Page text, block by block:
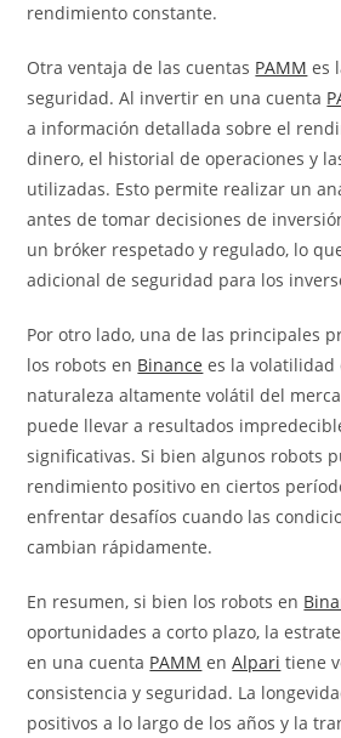
rendimiento constante.
Otra ventaja de las cuentas PAMM es
seguridad. Al invertir en una cuenta
a información detallada sobre el
dinero, el historial de operaciones y
utilizadas. Esto permite realizar un
antes de tomar decisiones de
un bróker respetado y regulado, lo
adicional de seguridad para los
Por otro lado, una de las principales
los robots en Binance es la volatilidad
naturaleza altamente volátil del
puede llevar a resultados
significativas. Si bien algunos robots
rendimiento positivo en ciertos
enfrentar desafíos cuando las
cambian rápidamente.
En resumen, si bien los robots en
oportunidades a corto plazo, la
en una cuenta PAMM enAlpari tiene
consistencia y seguridad. La
positivos a lo largo de los años y la